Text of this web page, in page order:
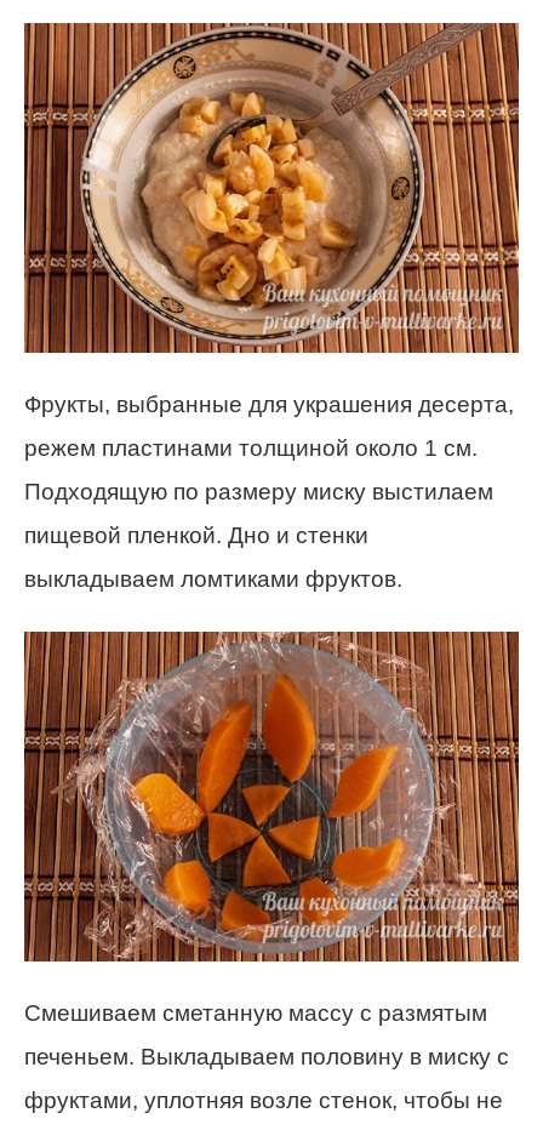
Фрукты, выбранные для украшения десерта,
режем пластинами толщиной около 1 см.
Подходящую по размеру миску выстилаем
пищевой пленкой. Дно и стенки
выкладываем ломтиками фруктов.
Смешиваем сметанную массу с размятым
печеньем. Выкладываем половину в миску с
фруктами, уплотняя возле стенок, чтобы не